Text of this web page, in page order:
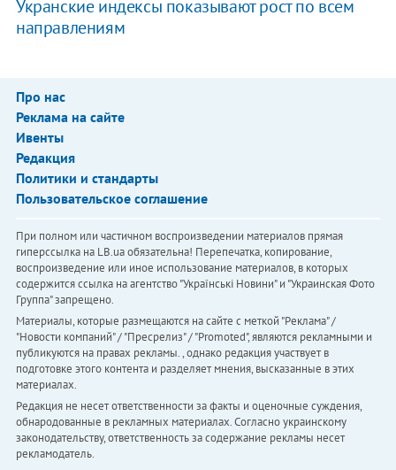
Укранские индексы показывают рост по всем
направлениям
Про нас
Реклама на сайте
Ивенты
Редакция
Политики и стандарты
Пользовательское соглашение
При полном или частичном воспроизведении материалов прямая
гиперссылка на LB.ua обязательна! Перепечатка, копирование,
воспроизведение или иное использование материалов, в которых
содержится ссылка на агентство "Українськi Новини" и "Украинская Фото
Группа" запрещено.
Материалы, которые размещаются на сайте с меткой "Реклама" /
"Новости компаний" / "Пресрелиз" / "Promoted", являются рекламными и
публикуются на правах рекламы. , однако редакция участвует в
подготовке этого контента и разделяет мнения, высказанные в этих
материалах.
Редакция не несет ответственности за факты и оценочные суждения,
обнародованные в рекламных материалах. Согласно украинскому
законодательству, ответственность за содержание рекламы несет
рекламодатель.